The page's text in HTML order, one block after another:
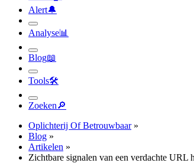
Alert🔔︎
Analyse📊︎
Blog📖︎
Tools🛠︎
Zoeken🔎︎
Oplichterij Of Betrouwbaar»
Blog »
Artikelen »
Zichtbare signalen van een verdachte URL